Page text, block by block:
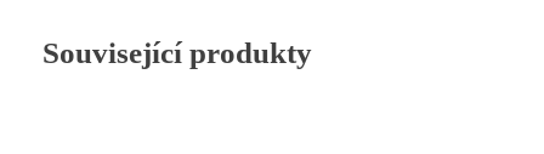
Související produkty